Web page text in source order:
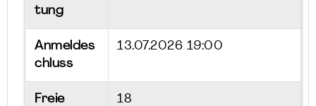
tung
Anmeldes
chluss
13.07.2026 19:00
Freie
18